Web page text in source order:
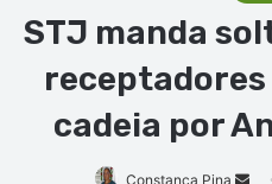
STJ manda
receptadores
cadeia por
Constanca Pina